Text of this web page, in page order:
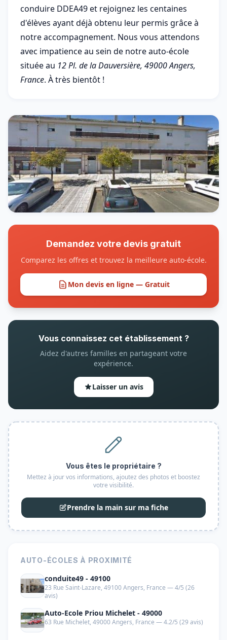
conduire DDEA49 et rejoignez les centaines
d'élèves ayant déjà obtenu leur permis grâce à
notre accompagnement. Nous vous attendons
avec impatience au sein de notre auto-école
située au 12 Pl. de la Dauversière, 49000 Angers,
France. À très bientôt !
Demandez votre devis gratuit
Comparez les offres et trouvez la meilleure auto-école.
Mon devis en ligne — Gratuit
Vous connaissez cet établissement ?
Aidez d'autres familles en partageant votre
expérience.
Laisser un avis
Vous êtes le propriétaire ?
Mettez à jour vos informations, ajoutez des photos et boostez
votre visibilité.
Prendre la main sur ma fiche
AUTO-ÉCOLES À PROXIMITÉ
conduite49 - 49100
23 Rue Saint-Lazare, 49100 Angers, France — 4/5 (26
avis)
Auto-Ecole Priou Michelet - 49000
63 Rue Michelet, 49000 Angers, France — 4.2/5 (29 avis)